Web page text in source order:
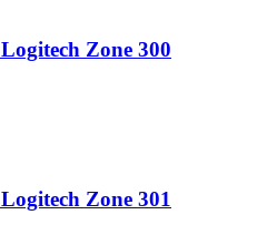
Logitech Zone 300
Logitech Zone 301